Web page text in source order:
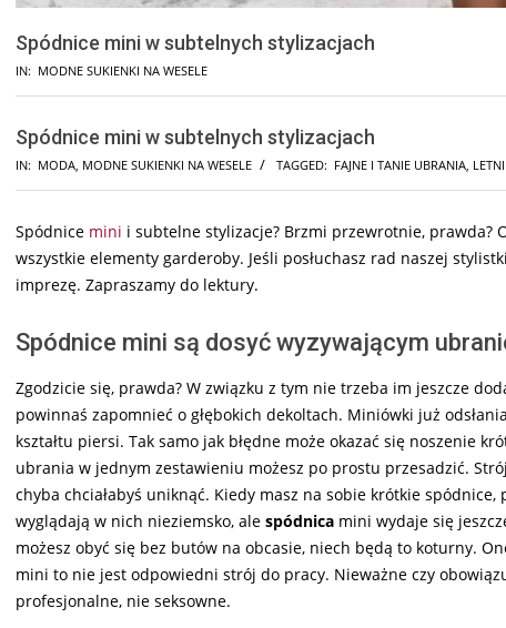
Spódnice mini w subtelnych stylizacjach
IN: MODNE SUKIENKI NA WESELE
Spódnice mini w subtelnych stylizacjach
IN: MODA, MODNE SUKIENKI NA WESELE TAGGED: FAJNE I TANIE UBRANIA,
Spódnice mini i subtelne stylizacje? Brzmi przewrotnie, prawda?
wszystkie elementy garderoby. Jeśli posłuchasz rad naszej
imprezę. Zapraszamy do lektury.
Spódnice mini są dosyć wyzywającym
Zgodzicie się, prawda? W związku z tym nie trzeba im jeszcze
powinnaś zapomnieć o głębokich dekoltach. Miniówki już
kształtu piersi. Tak samo jak błędne może okazać się noszenie
ubrania w jednym zestawieniu możesz po prostu przesadzić.
chyba chciałabyś uniknąć. Kiedy masz na sobie krótkie
wyglądają w nich nieziemsko, ale spódnica mini wydaje się
możesz obyć się bez butów na obcasie, niech będą to koturny.
mini to nie jest odpowiedni strój do pracy. Nieważne czy
profesjonalne, nie seksowne.